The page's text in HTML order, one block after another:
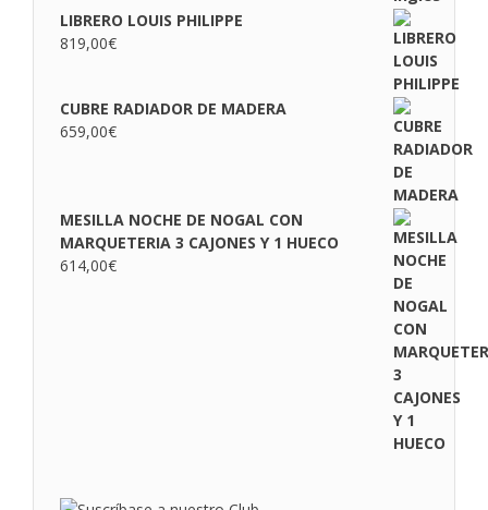
LIBRERO LOUIS PHILIPPE
819,00€
CUBRE RADIADOR DE MADERA
659,00€
MESILLA NOCHE DE NOGAL CON
MARQUETERIA 3 CAJONES Y 1 HUECO
614,00€